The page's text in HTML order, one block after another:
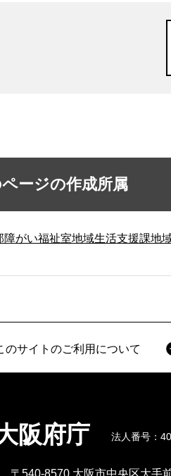
ージの作成所属
障がい福祉室地域生活支援課地
のサイトのご利用について
阪府庁 法人番号：